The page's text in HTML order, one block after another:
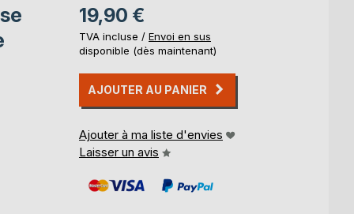
19,90 €
TVA incluse / Envoi en sus
disponible (dès maintenant)
AJOUTER AU PANIER
Ajouter à ma liste d'envies
Laisser un avis